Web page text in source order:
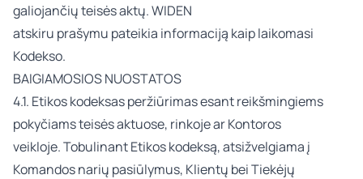
galiojančių teisės aktų. WIDEN
atskiru prašymu pateikia informaciją kaip laikomasi
Kodekso.
BAIGIAMOSIOS NUOSTATOS
4.1. Etikos kodeksas peržiūrimas esant reikšmingiems
pokyčiams teisės aktuose, rinkoje ar Kontoros
veikloje. Tobulinant Etikos kodeksą, atsižvelgiama į
Komandos narių pasiūlymus, Klientų bei Tiekėjų